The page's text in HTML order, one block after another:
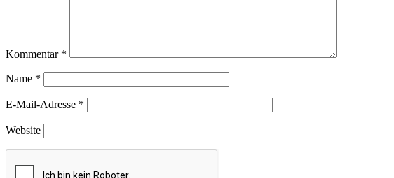
Kommentar *
Name *
E-Mail-Adresse *
Website